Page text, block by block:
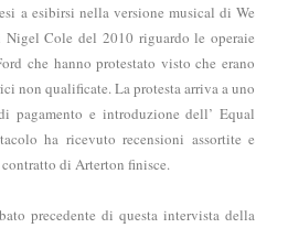
a esibirsi nella versione musical di We
Cole del 2010 riguardo le operaie
che hanno protestato visto che erano
non qualificate. La protesta arriva a uno
pagamento e introduzione dell’ Equal
ha ricevuto recensioni assortite e
di Arterton finisce.
precedente di questa intervista della